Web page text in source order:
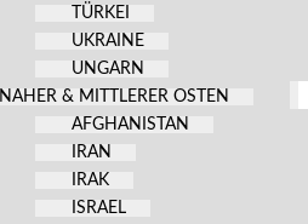
TÜRKEI
UKRAINE
UNGARN
NAHER & MITTLERER OSTEN
AFGHANISTAN
IRAN
IRAK
ISRAEL